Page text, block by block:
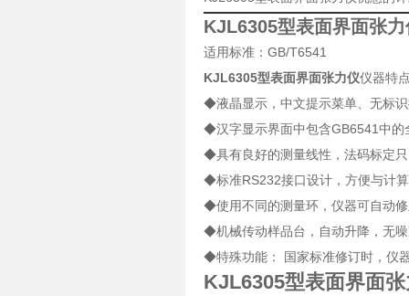
KJL6305型表面界面张力
适用标准：GB/T6541
KJL6305型表面界面张力仪仪器特
◆液晶显示，中文提示菜单、无标
◆汉字显示界面中包含GB6541中的
◆具有良好的测量线性，法码标定
◆标准RS232接口设计，方便与计
◆使用不同的测量环，仪器可自动
◆机械传动样品台，自动升降，无
◆特殊功能： 国家标准修订时，仪
KJL6305型表面界面